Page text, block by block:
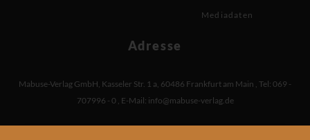
Mediadaten
Adresse
Mabuse-Verlag GmbH Kasseler Str. 1 a 60486 Frankfurt am Main Tel: 069 -
707996 - 0 E-Mail: info@mabuse-verlag.de